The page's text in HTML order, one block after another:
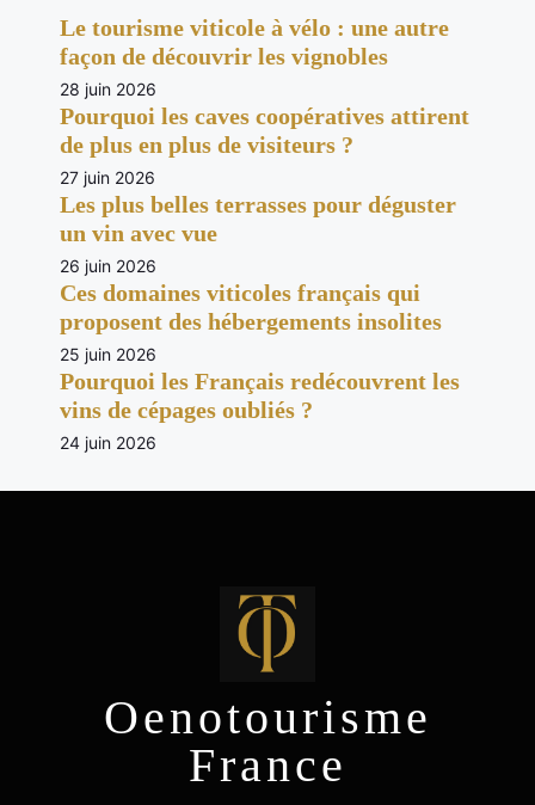
Le tourisme viticole à vélo : une autre
façon de découvrir les vignobles
28 juin 2026
Pourquoi les caves coopératives attirent
de plus en plus de visiteurs ?
27 juin 2026
Les plus belles terrasses pour déguster
un vin avec vue
26 juin 2026
Ces domaines viticoles français qui
proposent des hébergements insolites
25 juin 2026
Pourquoi les Français redécouvrent les
vins de cépages oubliés ?
24 juin 2026
Oenotourisme
France